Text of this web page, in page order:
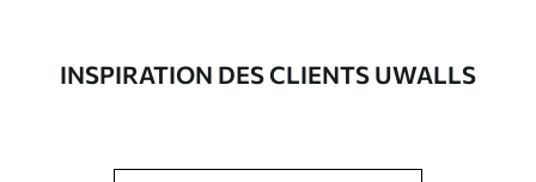
Possibilité d'ajouter un vernis
INSPIRATION DES CLIENTS UWALLS